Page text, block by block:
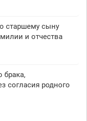
старшему сыну
и отчества
брака,
согласия родного